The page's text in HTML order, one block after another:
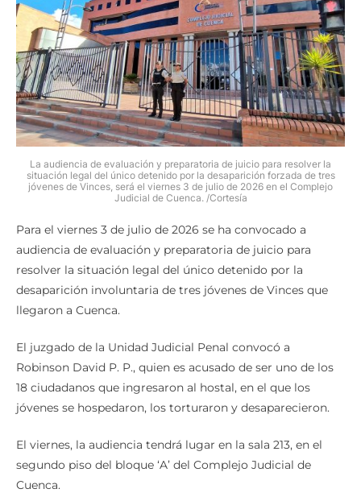
La audiencia de evaluación y preparatoria de juicio para resolver la
situación legal del único detenido por la desaparición forzada de tres
jóvenes de Vinces, será el viernes 3 de julio de 2026 en el Complejo
Judicial de Cuenca. /Cortesía
Para el viernes 3 de julio de 2026 se ha convocado a
audiencia de evaluación y preparatoria de juicio para
resolver la situación legal del único detenido por la
desaparición involuntaria de tres jóvenes de Vinces que
llegaron a Cuenca.
El juzgado de la Unidad Judicial Penal convocó a
Robinson David P. P., quien es acusado de ser uno de los
18 ciudadanos que ingresaron al hostal, en el que los
jóvenes se hospedaron, los torturaron y desaparecieron.
El viernes, la audiencia tendrá lugar en la sala 213, en el
segundo piso del bloque ‘A’ del Complejo Judicial de
Cuenca.